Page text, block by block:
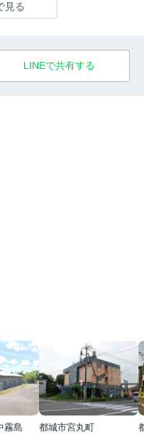
見る
LINEで共有する
霧島
都城市宮丸町